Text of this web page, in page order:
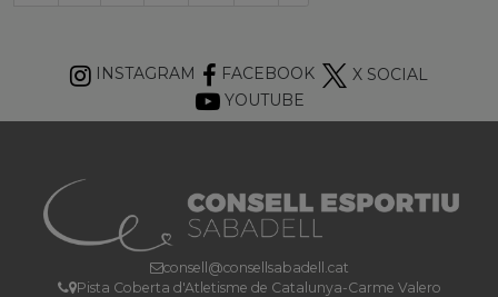
INSTAGRAM FACEBOOK
X SOCIAL
YOUTUBE
consell@consellsabadell.cat
Pista Coberta d'Atletisme de Catalunya-Carme Valero